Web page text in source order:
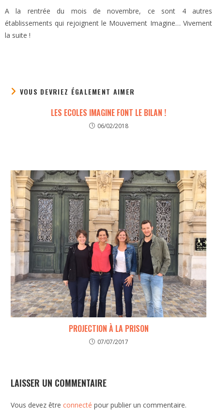
A la rentrée du mois de novembre, ce sont 4 autres
établissements qui rejoignent le Mouvement Imagine… Vivement
la suite !
VOUS DEVRIEZ ÉGALEMENT AIMER
LES ECOLES IMAGINE FONT LE BILAN !
06/02/2018
PROJECTION À LA PRISON
07/07/2017
LAISSER UN COMMENTAIRE
Vous devez êtreconnecté pour publier un commentaire.